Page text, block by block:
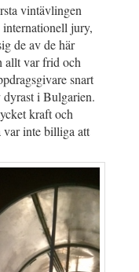
vintävlingen
jury,
de av de här
allt var frid och
snart
dyrast i Bulgarien.
kraft och
var inte billiga att